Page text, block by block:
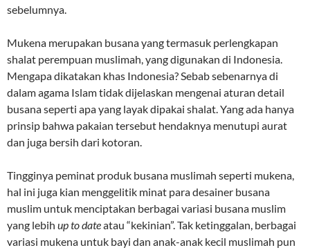
sebelumnya.
Mukena merupakan busana yang termasuk perlengkapan
shalat perempuan muslimah, yang digunakan di Indonesia.
Mengapa dikatakan khas Indonesia? Sebab sebenarnya di
dalam agama Islam tidak dijelaskan mengenai aturan detail
busana seperti apa yang layak dipakai shalat. Yang ada hanya
prinsip bahwa pakaian tersebut hendaknya menutupi aurat
dan juga bersih dari kotoran.
Tingginya peminat produk busana muslimah seperti mukena,
hal ini juga kian menggelitik minat para desainer busana
muslim untuk menciptakan berbagai variasi busana muslim
yang lebih up to dateatau “kekinian”. Tak ketinggalan, berbagai
variasi mukena untuk bayi dan anak-anak kecil muslimah pun